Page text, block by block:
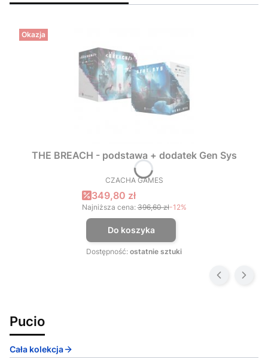
Okazja
THE BREACH - podstawa + dodatek Gen Sys
PRODUCENT
CZACHA GAMES
Cena promocyjna
349,80 zł
Najniższa cena: 396,60 zł-12%
Do koszyka
Dostępność: ostatnie sztuki
Pucio
Cała kolekcja